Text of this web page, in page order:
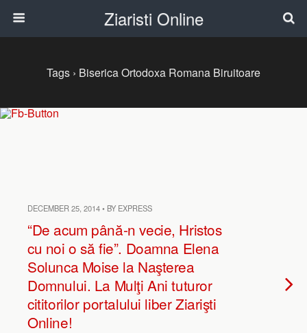
Ziaristi Online
Tags › Biserica Ortodoxa Romana Biruitoare
DECEMBER 25, 2014 • BY EXPRESS
“De acum până-n vecie, Hristos
cu noi o să fie”. Doamna Elena
Solunca Moise la Naşterea
Domnului. La Mulţi Ani tuturor
cititorilor portalului liber Ziarişti
Online!